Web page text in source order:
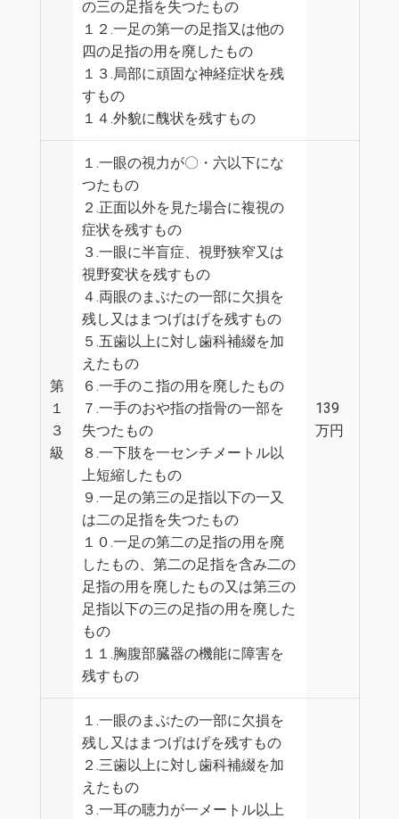
の三の足指を失つたもの
１２.一足の第一の足指又は他の
四の足指の用を廃したもの
１３.局部に頑固な神経症状を残
すもの
１４.外貌に醜状を残すもの
第
１
３
級
１.一眼の視力が〇・六以下にな
つたもの
２.正面以外を見た場合に複視の
症状を残すもの
３.一眼に半盲症、視野狭窄又は
視野変状を残すもの
４.両眼のまぶたの一部に欠損を
残し又はまつげはげを残すもの
５.五歯以上に対し歯科補綴を加
えたもの
６.一手のこ指の用を廃したもの
７.一手のおや指の指骨の一部を
失つたもの
８.一下肢を一センチメートル以
上短縮したもの
９.一足の第三の足指以下の一又
は二の足指を失つたもの
１０.一足の第二の足指の用を廃
したもの、第二の足指を含み二の
足指の用を廃したもの又は第三の
足指以下の三の足指の用を廃した
もの
１１.胸腹部臓器の機能に障害を
残すもの
139
万円
１.一眼のまぶたの一部に欠損を
残し又はまつげはげを残すもの
２.三歯以上に対し歯科補綴を加
えたもの
３.一耳の聴力が一メートル以上